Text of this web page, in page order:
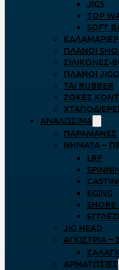
JIGS
TOP
SOFT
ΠΛΆΝΟΙ
ΣΙΛΙΚΌΝΕΣ-
ΠΛΆΝΟΙ
TAI RUBBER
ΖΌΚΕΣ
ΑΝΑΛΏΣΙΜΑ
ΠΑΡΑΜΆΝΕΣ
ΝΉΜΑΤΑ –
LRF
EGING
SHORE
JIG HEAD
ΑΓΚΊΣΤΡΙΑ –
ΑΡΜΑΤΩΣΙΈΣ